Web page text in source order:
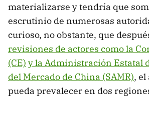
materializarse y tendría que
escrutinio de numerosas
curioso, no obstante, que
revisiones de actores como la
(CE) y la Administración Estatal
del Mercado de China (SAMR), el
pueda prevalecer en dos